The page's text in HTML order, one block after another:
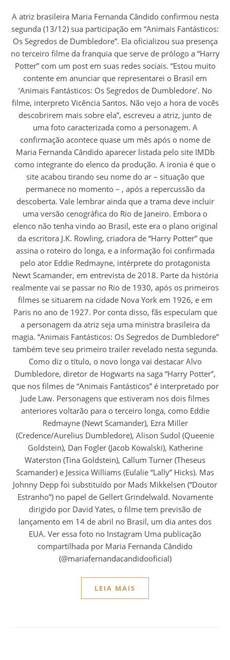
A atriz brasileira Maria Fernanda Cândido confirmou nesta
segunda (13/12) sua participação em “Animais Fantásticos:
Os Segredos de Dumbledore”. Ela oficializou sua presença
no terceiro filme da franquia que serve de prólogo a “Harry
Potter” com um post em suas redes sociais. “Estou muito
contente em anunciar que representarei o Brasil em
‘Animais Fantásticos: Os Segredos de Dumbledore’. No
filme, interpreto Vicência Santos. Não vejo a hora de vocês
descobrirem mais sobre ela”, escreveu a atriz, junto de
uma foto caracterizada como a personagem. A
confirmação acontece quase um mês após o nome de
Maria Fernanda Cândido aparecer listada pelo site IMDb
como integrante do elenco da produção. A ironia é que o
site acabou tirando seu nome do ar – situação que
permanece no momento – , após a repercussão da
descoberta. Vale lembrar ainda que a trama deve incluir
uma versão cenográfica do Rio de Janeiro. Embora o
elenco não tenha vindo ao Brasil, este era o plano original
da escritora J.K. Rowling, criadora de “Harry Potter” que
assina o roteiro do longa, e a informação foi confirmada
pelo ator Eddie Redmayne, intérprete do protagonista
Newt Scamander, em entrevista de 2018. Parte da história
realmente vai se passar no Rio de 1930, após os primeiros
filmes se situarem na cidade Nova York em 1926, e em
Paris no ano de 1927. Por conta disso, fãs especulam que
a personagem da atriz seja uma ministra brasileira da
magia. “Animais Fantásticos: Os Segredos de Dumbledore”
também teve seu primeiro trailer revelado nesta segunda.
Como diz o título, o novo longa vai destacar Alvo
Dumbledore, diretor de Hogwarts na saga “Harry Potter”,
que nos filmes de “Animais Fantásticos” é interpretado por
Jude Law. Personagens que estiveram nos dois filmes
anteriores voltarão para o terceiro longa, como Eddie
Redmayne (Newt Scamander), Ezra Miller
(Credence/Aurelius Dumbledore), Alison Sudol (Queenie
Goldstein), Dan Fogler (Jacob Kowalski), Katherine
Waterston (Tina Goldstein), Callum Turner (Theseus
Scamander) e Jessica Williams (Eulalie “Lally” Hicks). Mas
Johnny Depp foi substituído por Mads Mikkelsen (“Doutor
Estranho”) no papel de Gellert Grindelwald. Novamente
dirigido por David Yates, o filme tem previsão de
lançamento em 14 de abril no Brasil, um dia antes dos
EUA. Ver essa foto no Instagram Uma publicação
compartilhada por Maria Fernanda Cândido
(@mariafernandacandidooficial)
LEIA MAIS